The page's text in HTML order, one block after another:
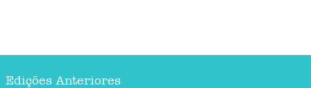
Edições Anteriores